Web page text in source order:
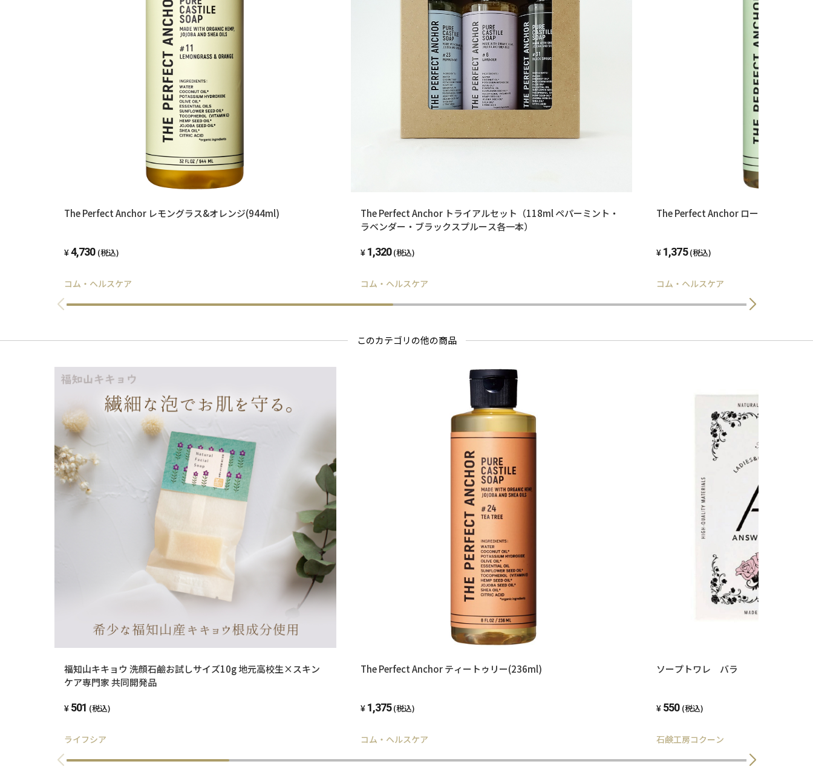
The Perfect Anchor レモングラス&オレンジ(944ml)
4,730 (税込)
コム・ヘルスケア
The Perfect Anchor トライアルセット（118ml ペパーミント・
ラベンダー・ブラックスプルース各一本）
1,320 (税込)
コム・ヘルスケア
The Perfect Anchor ローズマリー
1,375 (税込)
コム・ヘルスケア
このカテゴリの他の商品
福知山キキョウ 洗顔石鹼お試しサイズ10g 地元高校生×スキン
ケア専門家 共同開発品
501 (税込)
ライフシア
The Perfect Anchor ティートゥリー(236ml)
1,375 (税込)
コム・ヘルスケア
ソープトワレ バラ
550 (税込)
石鹸工房コクーン